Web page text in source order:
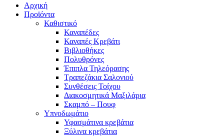
Αρχική
Προϊόντα
Καθιστικό
Καναπέδες
Καναπές Κρεβάτι
Βιβλιοθήκες
Πολυθρόνες
Έπιπλα Τηλεόρασης
Τραπεζάκια Σαλονιού
Συνθέσεις Τοίχου
Διακοσμητικά Μαξιλάρια
Σκαμπό – Πουφ
Υπνοδωμάτιο
Υφασμάτινα κρεβάτια
Ξύλινα κρεβάτια